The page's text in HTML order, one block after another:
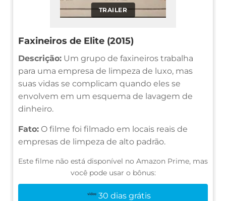
TRAILER
Faxineiros de Elite (2015)
Descrição: Um grupo de faxineiros trabalha
para uma empresa de limpeza de luxo, mas
suas vidas se complicam quando eles se
envolvem em um esquema de lavagem de
dinheiro.
Fato: O filme foi filmado em locais reais de
empresas de limpeza de alto padrão.
Este filme não está disponível no Amazon Prime, mas
você pode usar o bônus:
30 dias grátis